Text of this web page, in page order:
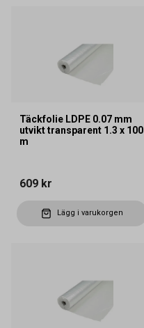
Täckfolie LDPE 0.07 mm
utvikt transparent 1.3 x 100
m
609 kr
Lägg i varukorgen